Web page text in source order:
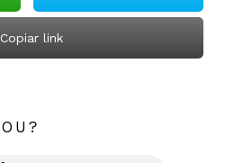
Copiar link